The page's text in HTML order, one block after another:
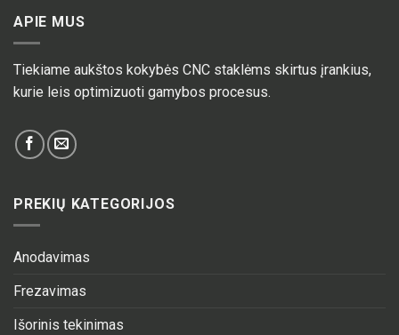
APIE MUS
Tiekiame aukštos kokybės CNC staklėms skirtus įrankius,
kurie leis optimizuoti gamybos procesus.
PREKIŲ KATEGORIJOS
Anodavimas
Frezavimas
Išorinis tekinimas